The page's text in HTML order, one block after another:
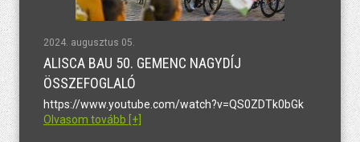
2024. augusztus 05.
ALISCA BAU 50. GEMENC NAGYDÍJ
ÖSSZEFOGLALÓ
https://www.youtube.com/watch?v=QS0ZDTk0bGk
Olvasom tovább [+]